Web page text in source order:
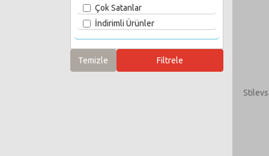
Mutfak Gereçleri
Pizza Makineleri
Baskül ve Yağ Ölçer
Çok Satanlar
İndirimli Ürünler